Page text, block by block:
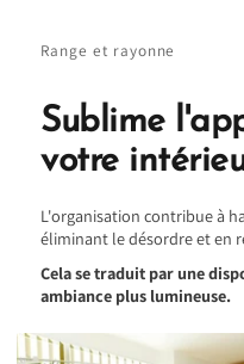
Range et rayonne
Sublime
votre
L'organisation contribue à
éliminant le désordre et en
Cela se traduit par une
ambiance plus lumineuse.